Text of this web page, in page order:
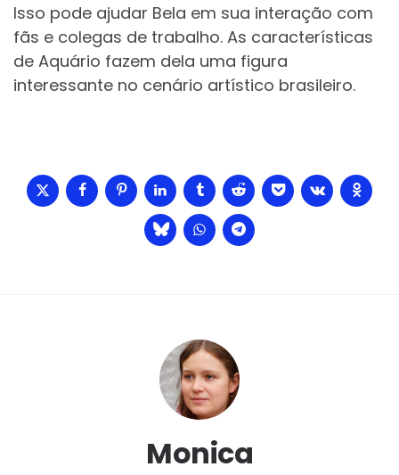
Isso pode ajudar Bela em sua interação com
fãs e colegas de trabalho. As características
de Aquário fazem dela uma figura
interessante no cenário artístico brasileiro.
Monica